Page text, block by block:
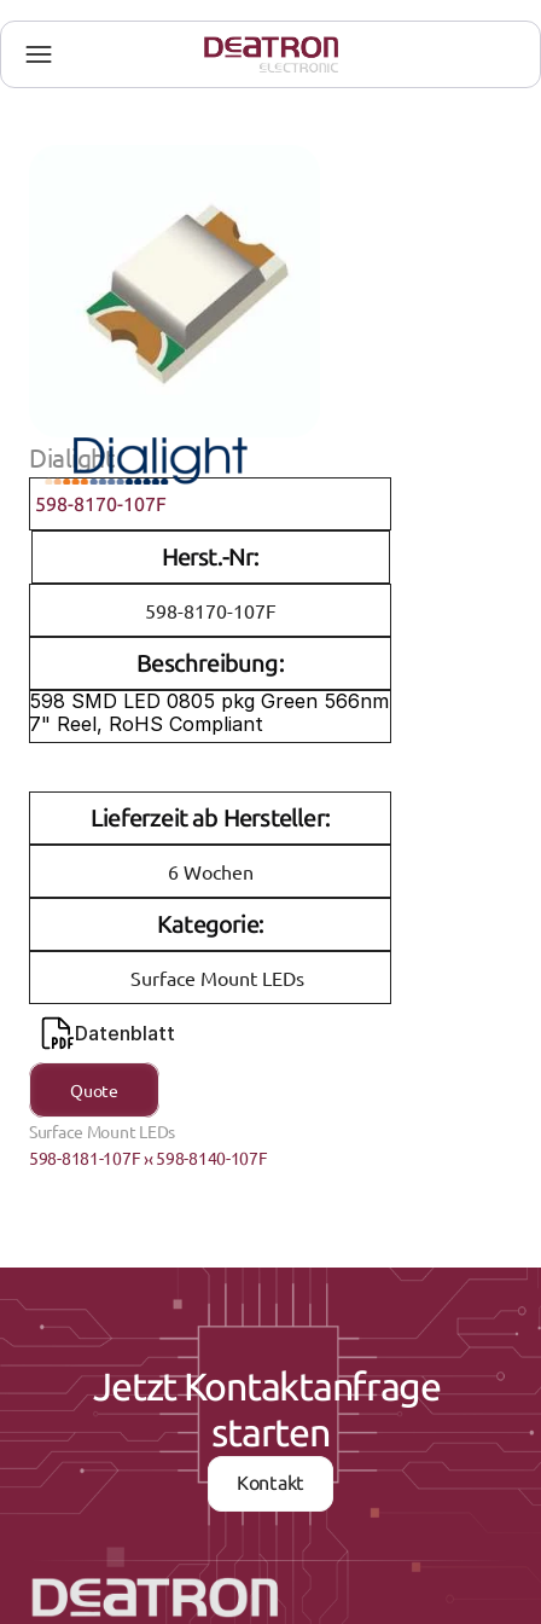
Dialight
598-8170-107F
Herst.-Nr:
598-8170-107F
Beschreibung:
598 SMD LED 0805 pkg Green 566nm
7" Reel, RoHS Compliant
Lieferzeit ab Hersteller:
6 Wochen
Kategorie:
Surface Mount LEDs
Datenblatt
Quote
Surface Mount LEDs
598-8181-107F ›‹ 598-8140-107F
Jetzt Kontaktanfrage
starten
Kontakt